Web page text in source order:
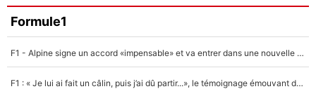
Formule1
F1 - Alpine signe un accord «impensable» et va entrer dans une nouvelle dimension : Grande nouvelle pour Pierre Gasly !
F1 : « Je lui ai fait un câlin, puis j’ai dû partir...», le témoignage émouvant de Max Verstappen sur sa fille